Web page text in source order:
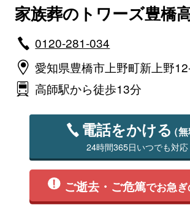
家族葬のトワーズ豊橋
0120-281-034
愛知県豊橋市上野町新上野
高師駅から徒歩13分
電話をかける（無
24時間365日いつでも対応
ご逝去・ご危篤でお急